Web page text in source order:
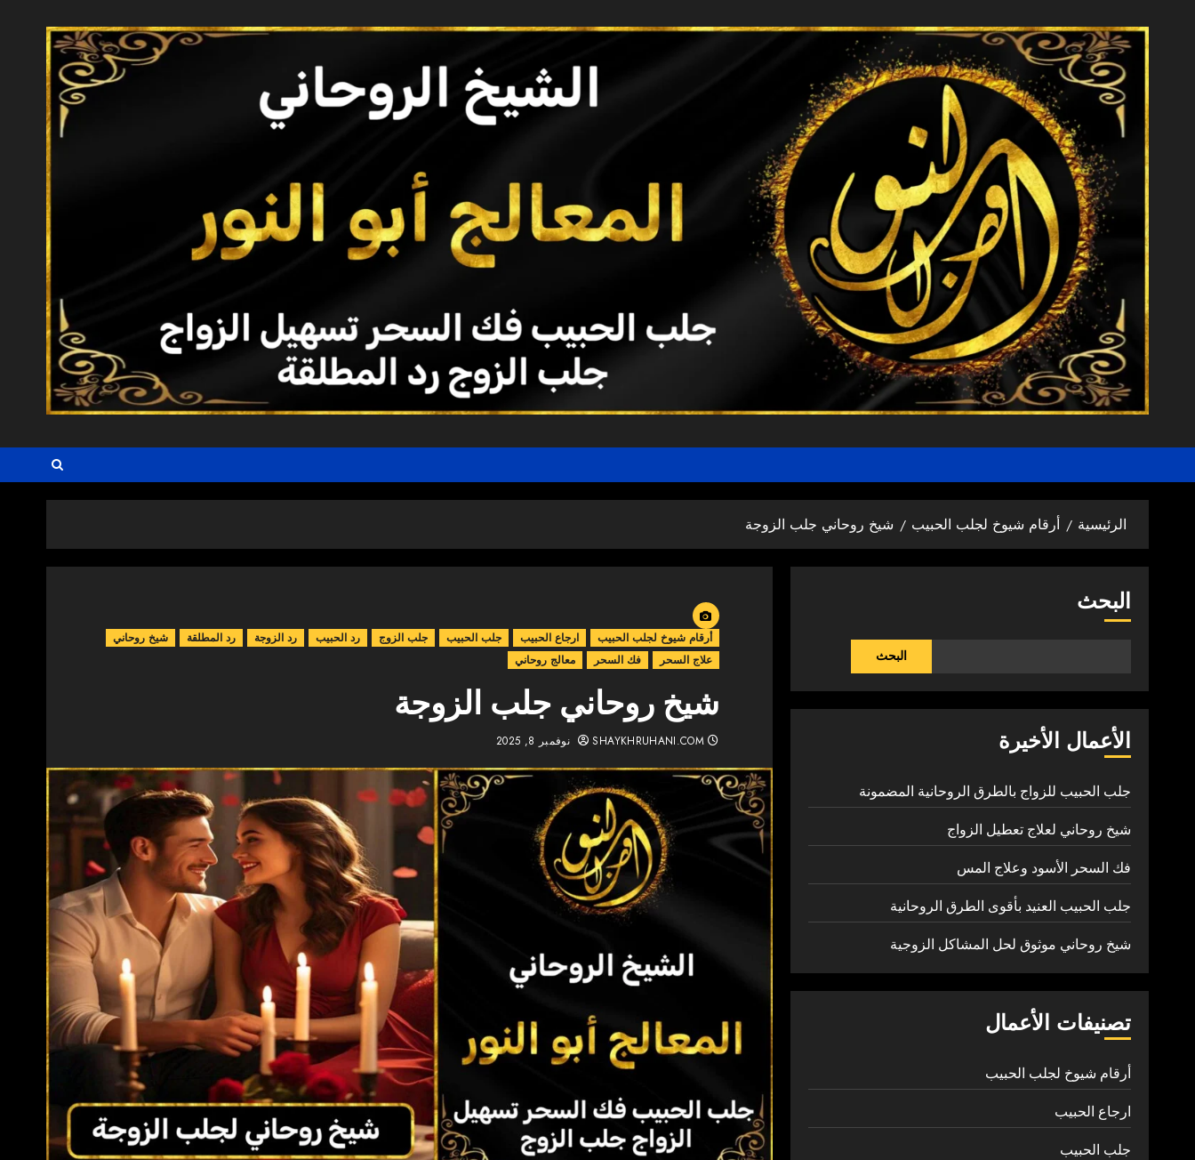
المحتوى
الرئيسية أرقام شيوخ لجلب الحبيب شيخ روحاني جلب الزوجة
أرقام شيوخ لجلب الحبيب ارجاع الحبيب جلب الحبيب جلب الزوج رد الحبيب رد الزوجة رد المطلقة
شيخ روحاني
علاج السحر
فك السحر معالج روحاني
شيخ روحاني جلب الزوجة
SHAYKHRUHANI.COM نوفمبر 8, 2025
البحث
البحث
الأعمال الأخيرة
جلب الحبيب للزواج بالطرق الروحانية المضمونة
شيخ روحاني لعلاج تعطيل الزواج
فك السحر الأسود وعلاج المس
جلب الحبيب العنيد بأقوى الطرق الروحانية
شيخ روحاني موثوق لحل المشاكل الزوجية
تصنيفات الأعمال
أرقام شيوخ لجلب الحبيب
ارجاع الحبيب
جلب الحبيب